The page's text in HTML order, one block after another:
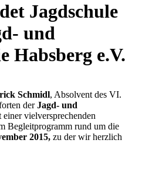
Jagdschule
und
Habsberg e.V.
Schmidl, Absolvent des VI.
derJagd- und
einer vielversprechenden
Begleitprogramm rund um die
2015, zu der wir herzlich